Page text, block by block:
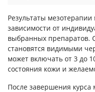
Результаты мезотерапии
зависимости от
выбранных препаратов.
становятся видимыми
может включать от 3 до
состояния кожи и
После завершения